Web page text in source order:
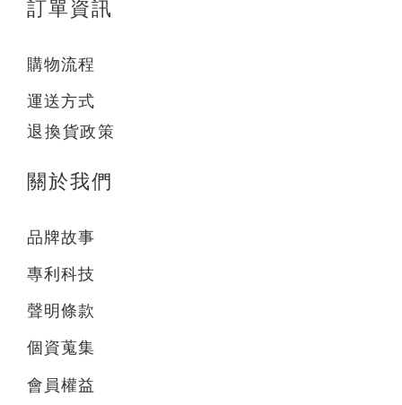
訂單資訊
購物流程
運送方式
退換貨政策
關於我們
品牌故事
專利科技
聲明條款
個資蒐集
會員權益